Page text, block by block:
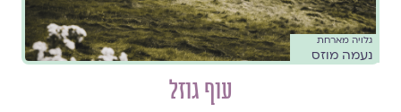
גלויה מארחת
נעמה מוזס
עוף גוזל